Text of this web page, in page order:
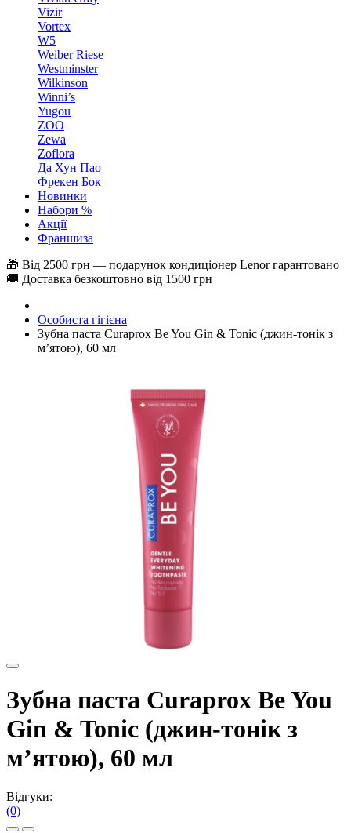
Vizir
Vortex
W5
Weiber Riese
Westminster
Wilkinson
Winni’s
Yugou
ZOO
Zewa
Zoflora
Да Хун Пао
Фрекен Бок
Новинки
Набори %
Акції
Франшиза
🎁 Від 2500 грн — подарунок кондиціонер Lenor гарантовано
🚚 Доставка безкоштовно від 1500 грн
Особиста гігієна
Зубна паста Curaprox Be You Gin & Tonic (джин-тонік з
м’ятою), 60 мл
Зубна паста Curaprox Be You
Gin & Tonic (джин-тонік з
м’ятою), 60 мл
Відгуки:
(0)